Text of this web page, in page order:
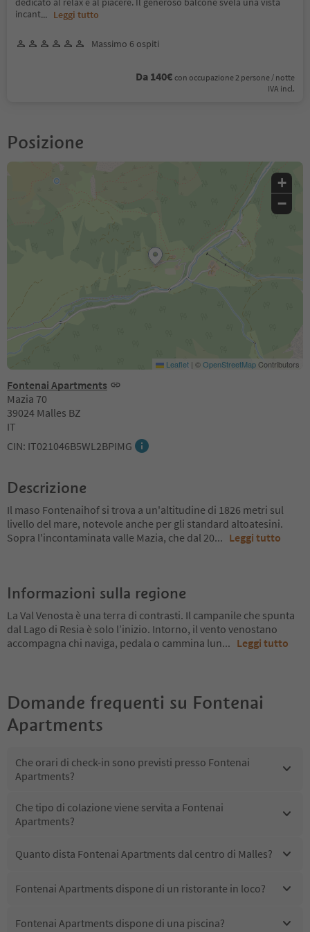
incant... Leggi tutto
Massimo 6 ospiti
Da 140€ con occupazione 2 persone / notte
IVA incl.
Posizione
Fontenai Apartments
Mazia 70
39024 Malles BZ
IT
CIN: IT021046B5WL2BPIMG
+
−
Leaflet | ©OpenStreetMapContributors
Descrizione
Il maso Fontenaihof si trova a un'altitudine di 1826 metri sul
livello del mare, notevole anche per gli standard altoatesini.
Sopra l'incontaminata valle Mazia, che dal 20... Leggi tutto
Informazioni sulla regione
La Val Venosta è una terra di contrasti. Il campanile che spunta
dal Lago di Resia è solo l’inizio. Intorno, il vento venostano
accompagna chi naviga, pedala o cammina lun... Leggi tutto
Domande frequenti su Fontenai
Apartments
Che orari di check-in sono previsti presso Fontenai
Apartments?
Che tipo di colazione viene servita a Fontenai
Apartments?
Quanto dista Fontenai Apartments dal centro di Malles?
Fontenai Apartments dispone di un ristorante in loco?
Fontenai Apartments dispone di una piscina?